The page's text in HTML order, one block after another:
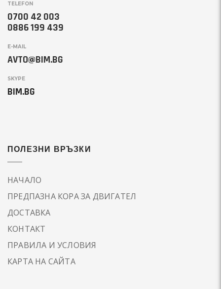
TELEFON
0700 42 003
0886 199 439
E-MAIL
AVTO@BIM.BG
SKYPE
BIM.BG
ПОЛЕЗНИ ВРЪЗКИ
НАЧАЛО
ПРЕДПАЗНА КОРА ЗА ДВИГАТЕЛ
ДОСТАВКА
КОНТАКТ
ПРАВИЛА И УСЛОВИЯ
КАРТА НА САЙТА